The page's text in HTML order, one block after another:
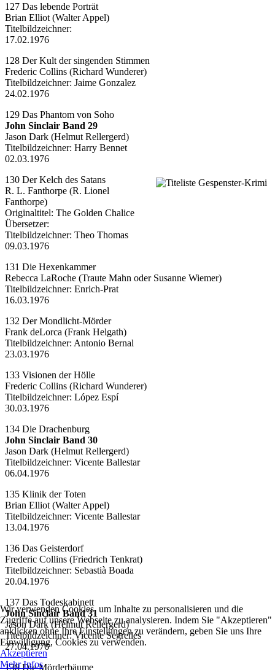
127 Das lebende Porträt
Brian Elliot (Walter Appel)
Titelbildzeichner:
17.02.1976
128 Der Kult der singenden Stimmen
Frederic Collins (Richard Wunderer)
Titelbildzeichner: Jaime Gonzalez
24.02.1976
129 Das Phantom von Soho
John Sinclair Band 29
Jason Dark (Helmut Rellergerd)
Titelbildzeichner: Harry Bennet
02.03.1976
130 Der Kelch des Satans
R. L. Fanthorpe (R. Lionel
Fanthorpe)
Originaltitel: The Golden Chalice
Übersetzer:
Titelbildzeichner: Theo Thomas
09.03.1976
131 Die Hexenkammer
Rebecca LaRoche (Traute Mahn oder Susanne Wiemer)
Titelbildzeichner: Enrich-Prat
16.03.1976
132 Der Mondlicht-Mörder
Frank deLorca (Frank Helgath)
Titelbildzeichner: Antonio Bernal
23.03.1976
133 Visionen der Hölle
Frederic Collins (Richard Wunderer)
Titelbildzeichner: López Espí
30.03.1976
134 Die Drachenburg
John Sinclair Band 30
Jason Dark (Helmut Rellergerd)
Titelbildzeichner: Vicente Ballestar
06.04.1976
135 Klinik der Toten
Brian Elliot (Walter Appel)
Titelbildzeichner: Vicente Ballestar
13.04.1976
136 Das Geisterdorf
Frederic Collins (Friedrich Tenkrat)
Titelbildzeichner: Sebastià Boada
20.04.1976
137 Das Todeskabinett
John Sinclair Band 31
Jason Dark (Helmut Rellergerd)
Titelbildzeichner:Vicente Segrelles
27.04.1976
138 Die Mörderbäume
Wir verwenden Cookies, um Inhalte zu personalisieren und die
Zugriffe auf unsere Webseite zu analysieren. Indem Sie "Akzeptieren"
anklicken ohne Ihre Einstellungen zu verändern, geben Sie uns Ihre
Einwilligung, Cookies zu verwenden.
Akzeptieren
Mehr Infos